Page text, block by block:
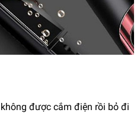
được cắm điện rồi bỏ đi